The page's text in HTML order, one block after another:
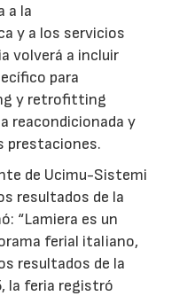
a la
y a los servicios
volverá a incluir
para
y retrofitting
reacondicionada y
prestaciones.
de Ucimu-Sistemi
resultados de la
“Lamiera es un
ferial italiano,
resultados de la
la feria registró